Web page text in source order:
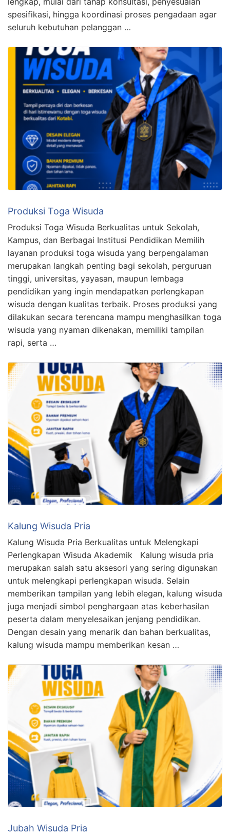
spesifikasi, hingga koordinasi proses pengadaan agar
seluruh kebutuhan pelanggan …
Produksi Toga Wisuda
Produksi Toga Wisuda Berkualitas untuk Sekolah,
Kampus, dan Berbagai Institusi Pendidikan Memilih
layanan produksi toga wisuda yang berpengalaman
merupakan langkah penting bagi sekolah, perguruan
tinggi, universitas, yayasan, maupun lembaga
pendidikan yang ingin mendapatkan perlengkapan
wisuda dengan kualitas terbaik. Proses produksi yang
dilakukan secara terencana mampu menghasilkan toga
wisuda yang nyaman dikenakan, memiliki tampilan
rapi, serta …
Kalung Wisuda Pria
Kalung Wisuda Pria Berkualitas untuk Melengkapi
Perlengkapan Wisuda Akademik Kalung wisuda pria
merupakan salah satu aksesori yang sering digunakan
untuk melengkapi perlengkapan wisuda. Selain
memberikan tampilan yang lebih elegan, kalung wisuda
juga menjadi simbol penghargaan atas keberhasilan
peserta dalam menyelesaikan jenjang pendidikan.
Dengan desain yang menarik dan bahan berkualitas,
kalung wisuda mampu memberikan kesan …
Jubah Wisuda Pria